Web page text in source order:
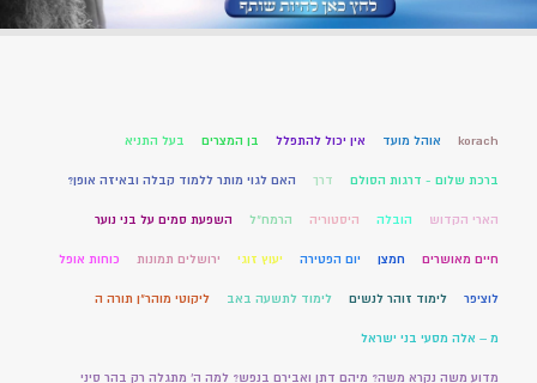
korach אוהל מועד אין יכול להתפלל בן המצרים בעל התניא
ברכת שלום - דרגות הסולם דרך האם לגוי מותר ללמוד קבלה ובאיזה אופן?
הארי הקדוש הובלה היסטוריה הרמח"ל השפעת סמים על בני נוער
חיים מאושרים חמצן יום הפטירה יעוץ זוגי ירושלים תמונות כוחות אופל
לוציפר לימוד זוהר לנשים לימוד לתשעה באב ליקוטי מוהר"ן תורה ה
מ – אלה מסעי בני ישראל
מדוע משה נקרא משה? מיהם דתן ואבירם בנפש? למה ה' מתגלה רק בהר סיני